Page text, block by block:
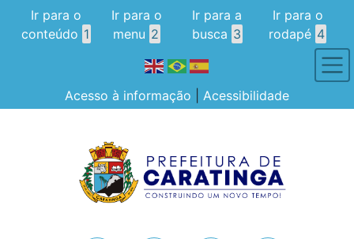
Ir para o
conteúdo 1
Ir para o
menu 2
Ir para a
busca 3
Ir para o
rodapé 4
Acesso à informação Acessibilidade